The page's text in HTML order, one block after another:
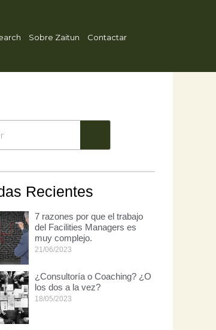
Sobre Zaitun Contactar
Recientes
7 razones por que el trabajo
del Facilities Managers es
muy complejo.
21/06/2023
¿Consultoría o Coaching? ¿O
los dos a la vez?
18/05/2023